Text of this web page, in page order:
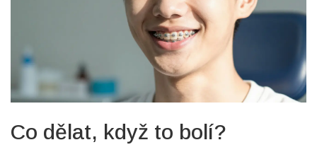
Co dělat, když to bolí?